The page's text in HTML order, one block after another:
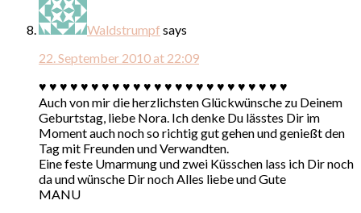
Waldstrumpf says
22. September 2010 at 22:09
♥ ♥ ♥ ♥ ♥ ♥ ♥ ♥ ♥ ♥ ♥ ♥ ♥ ♥ ♥ ♥ ♥ ♥ ♥ ♥ ♥ ♥ ♥ ♥
Auch von mir die herzlichsten Glückwünsche zu Deinem
Geburtstag, liebe Nora. Ich denke Du lässtes Dir im
Moment auch noch so richtig gut gehen und genießt den
Tag mit Freunden und Verwandten.
Eine feste Umarmung und zwei Küsschen lass ich Dir noch
da und wünsche Dir noch Alles liebe und Gute
MANU